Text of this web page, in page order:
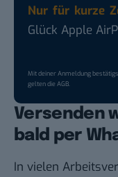
Nur für kurze
Glück Apple
Mit deiner Anmeldung
gelten dieAGB.
Versenden
bald per
In vielen